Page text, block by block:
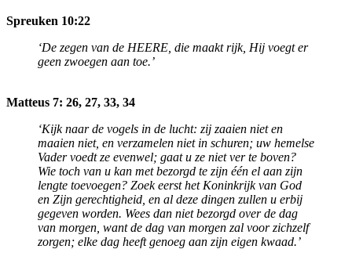
Spreuken 10:22
‘De zegen van de HEERE, die maakt rijk, Hij voegt er
geen zwoegen aan toe.’
Matteus 7: 26, 27, 33, 34
‘Kijk naar de vogels in de lucht: zij zaaien niet en
maaien niet, en verzamelen niet in schuren; uw hemelse
Vader voedt ze evenwel; gaat u ze niet ver te boven?
Wie toch van u kan met bezorgd te zijn één el aan zijn
lengte toevoegen? Zoek eerst het Koninkrijk van God
en Zijn gerechtigheid, en al deze dingen zullen u erbij
gegeven worden. Wees dan niet bezorgd over de dag
van morgen, want de dag van morgen zal voor zichzelf
zorgen; elke dag heeft genoeg aan zijn eigen kwaad.’